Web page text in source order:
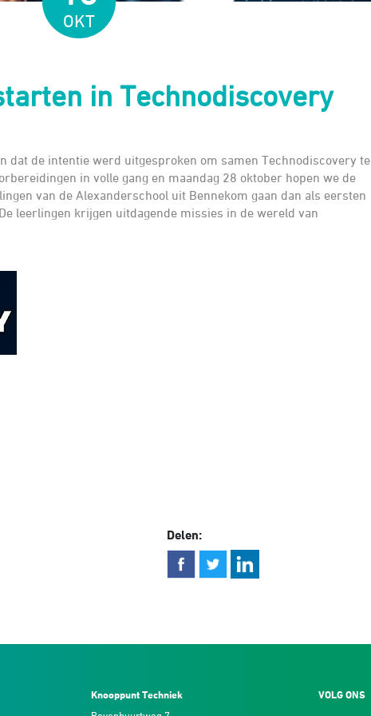
OKT
in Technodiscovery
dat de intentie werd uitgesproken om samen Technodiscovery te
in volle gang en maandag 28 oktober hopen we de
van de Alexanderschool uit Bennekom gaan dan als eersten
leerlingen krijgen uitdagende missies in de wereld van
Delen:
Knooppunt Techniek
VOLG ONS